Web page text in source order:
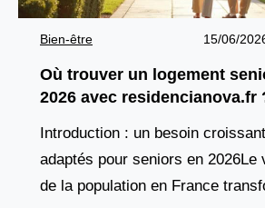
Bien-être 15/06/
Où trouver un logement
2026 avec residencianova.fr
Introduction : un besoin
adaptés pour seniors en 2026Le
de la population en France